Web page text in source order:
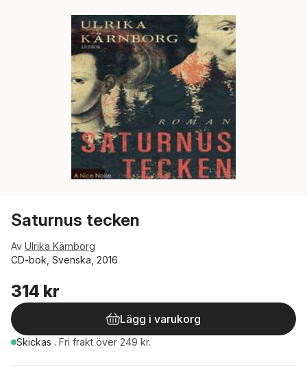
Saturnus tecken
Av Ulrika Kärnborg
CD-bok, Svenska, 2016
314 kr
Lägg i varukorg
Skickas . Fri frakt över 249 kr.